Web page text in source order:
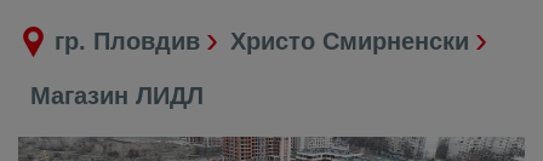
гр. Пловдив Христо Смирненски
Магазин ЛИДЛ